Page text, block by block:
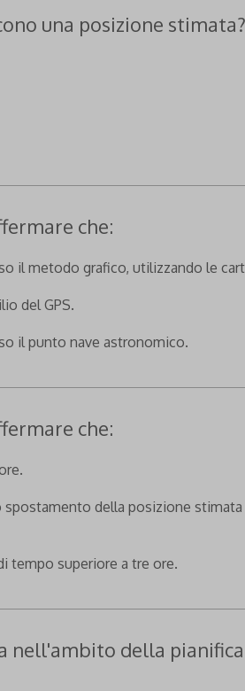
una posizione stimata?
che:
il metodo grafico, utilizzando le
del GPS.
il punto nave astronomico.
che:
della posizione
tempo superiore a tre ore.
nell'ambito della